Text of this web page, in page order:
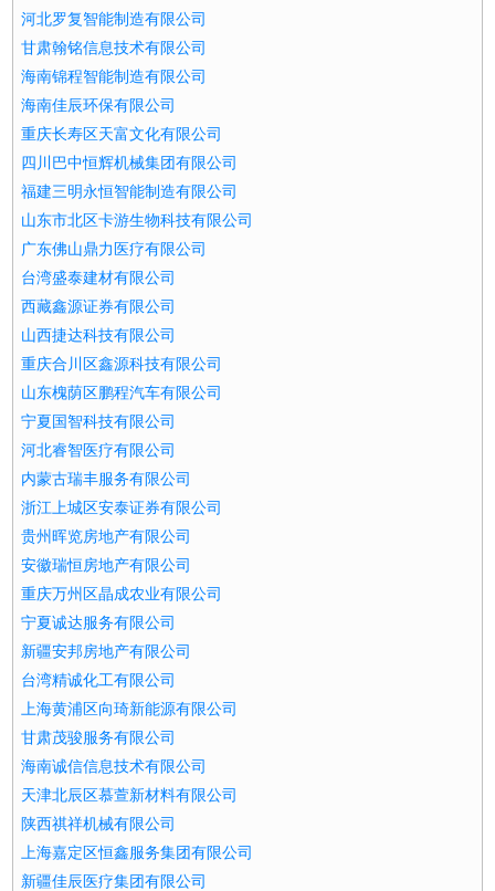
河北罗复智能制造有限公司
甘肃翰铭信息技术有限公司
海南锦程智能制造有限公司
海南佳辰环保有限公司
重庆长寿区天富文化有限公司
四川巴中恒辉机械集团有限公司
福建三明永恒智能制造有限公司
山东市北区卡游生物科技有限公司
广东佛山鼎力医疗有限公司
台湾盛泰建材有限公司
西藏鑫源证券有限公司
山西捷达科技有限公司
重庆合川区鑫源科技有限公司
山东槐荫区鹏程汽车有限公司
宁夏国智科技有限公司
河北睿智医疗有限公司
内蒙古瑞丰服务有限公司
浙江上城区安泰证券有限公司
贵州晖览房地产有限公司
安徽瑞恒房地产有限公司
重庆万州区晶成农业有限公司
宁夏诚达服务有限公司
新疆安邦房地产有限公司
台湾精诚化工有限公司
上海黄浦区向琦新能源有限公司
甘肃茂骏服务有限公司
海南诚信信息技术有限公司
天津北辰区慕萱新材料有限公司
陕西祺祥机械有限公司
上海嘉定区恒鑫服务集团有限公司
新疆佳辰医疗集团有限公司